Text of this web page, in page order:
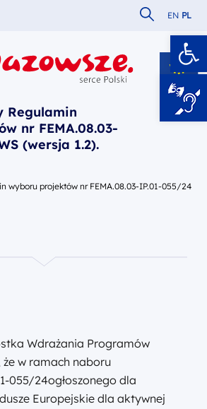
Szukaj w
EN PL
dla Mazowsza
Regulamin
nr FEMA.08.03-
(wersja 1.2).
portalu
wyboru projektów nr FEMA.08.03-IP.01-055/24
Wdrażania Programów
w ramach naboru
055/24ogłoszonego dla
Europejskie dla aktywnej